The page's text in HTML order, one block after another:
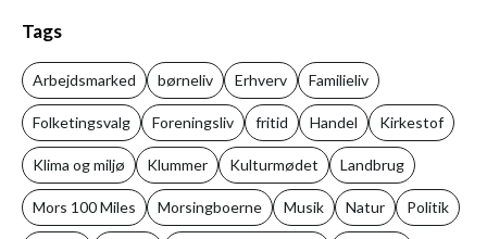
Tags
Arbejdsmarked børneliv Erhverv Familieliv
Folketingsvalg Foreningsliv fritid Handel Kirkestof
Klima og miljø Klummer Kulturmødet Landbrug
Mors 100 Miles Morsingboerne Musik Natur Politik